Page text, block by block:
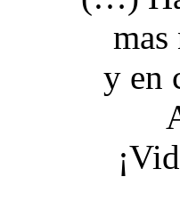
mas
y en